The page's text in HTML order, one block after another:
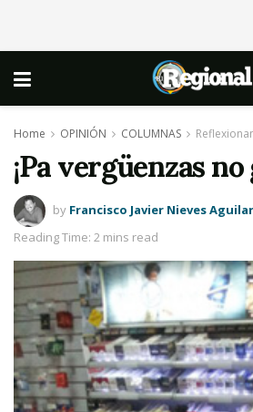
Home OPINIÓN COLUMNAS
¡Pa vergüenzas
by Francisco Javier Nieves Aguilar
Reading Time: 2 mins read